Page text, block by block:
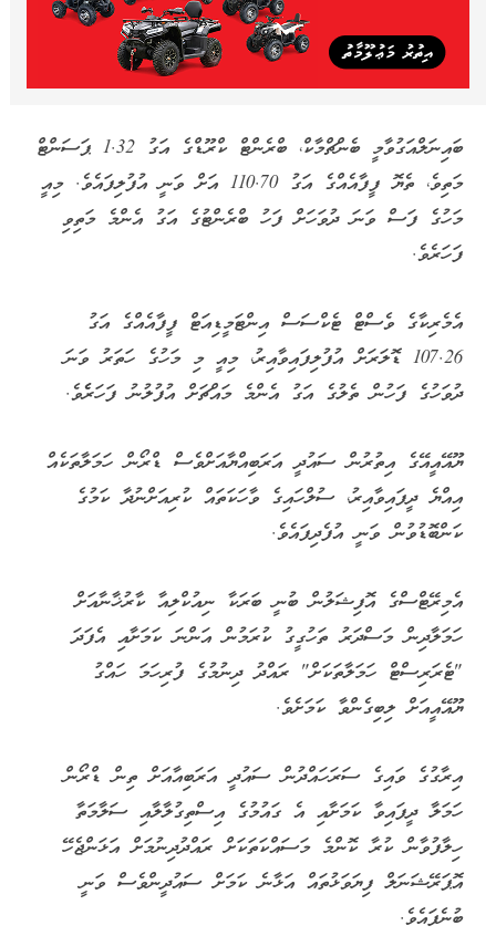
ބައިނަލްއަގުވާމީ ބެންޗްމާކް، ބްރެންޓް ކްރޫޑްގެ އަގު 1.32 ޕަސަންޓް
މަތިވެ، ތެޔޮ ފީފާއެއްގެ އަގު 110.70 އަށް ވަނީ އުފުލިފައެވެ. މިއީ
މަހުގެ ފަސް ވަނަ ދުވަހަށް ފަހު ބްރެންޓުގެ އަގު އެންމެ މަތިވި
ފަހަރެވެ.
އެމެރިކާގެ ވެސްޓް ޓެކްސަސް އިންޓަމީޑިއަޓް ފީފާއެއްގެ އަގު
107.26 ޑޮލަރަށް އުފުލިފައިވާއިރު، މިއީ މި މަހުގެ ހަތަރު ވަނަ
ދުވަހުގެ ފަހުން ތެލުގެ އަގު އެންމެ މައްޗަށް އުފުލުނު ފަހަރެެވެ.
ޔޫއޭއީއޭގެ އިތުރުން ސައުދީ އަރަބިއްޔާއަށްވެސް ޑްރޯން ހަމަލާތަކެއް
އިއްޔެ ދީފައިވާއިރު، ސުލްހައިގެ ވާހަކަތައް ކުރިއަށްނުދާ ކަމުގެ
ކަންބޮޑުވުން ވަނީ އުފެދިފައެވެ.
އެމިރޭޓްސްގެ އޮފިޝަލުން ބުނީ ބަރަކާ ނިއުކްލިއާ ކާރުޚާނާއަށް
ހަމަލާދިން މަސްދަރު ތަހުގީގު ކުރަމުން އަންނަ ކަމަށާއި އެފަދަ
"ޓެރަރިސްޓް ހަމަލާތަކަށް" ރައްދު ދިނުމުގެ ފުރިހަމަ ހައްގު
ޔޫއޭއީއަށް ލިބިގެންވާ ކަމަށެވެ.
އިރާގުގެ ވައިގެ ސަރަހައްދުން ސައުދީ އަރަބިއާއަށް ތިން ޑްރޯން
ހަމަލާ ދީފައިވާ ކަމަށާއި އެ ގައުމުގެ އިސްތިގުލާލާއި ސަލާމަތާ
ހިލާފުވާން ކުރާ ކޮންމެ މަސައްކަތަކަށް ރައްދުދިނުމަށް އަޅަންޖެހޭ
އޮޕަރޭޝަނަލް ފިޔަވަޅުތައް އަޅާނެ ކަމަށް ސައުދީންވެސް ވަނީ
ބުނެފައެވެ.